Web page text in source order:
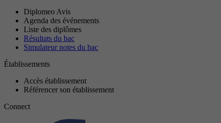
Diplomeo Avis
Agenda des événements
Liste des diplômes
Résultats du bac
Simulateur notes du bac
Établissements
Accès établissement
Référencer son établissement
Connect